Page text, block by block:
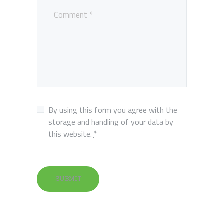
By using this form you agree with the
storage and handling of your data by
this website. *